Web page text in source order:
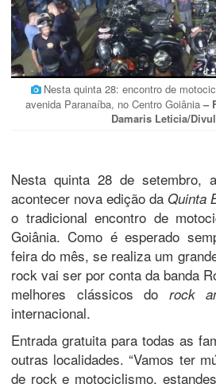
Nesta quinta 28: encontro de
avenida Paranaíba, no Centro Goiânia –
Damaris Leticia/
Nesta quinta 28 de setembro,
acontecer nova edição da Quinta
o tradicional encontro de
Goiânia. Como é esperado
feira do mês, se realiza um
rock vai ser por conta da banda
melhores clássicos do rock
internacional.
Entrada gratuita para todas as
outras localidades. “Vamos ter
de rock e motociclismo,